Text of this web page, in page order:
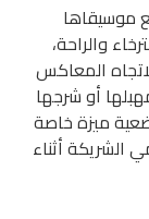
موسيقاها
والراحة،
المعاكس
أو شرجها
ميزة خاصة
أثناء